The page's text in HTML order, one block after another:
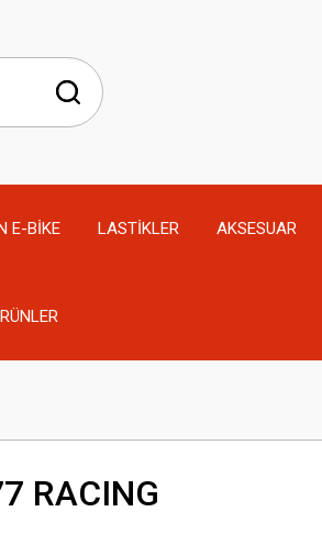
E-BİKE LASTİKLER AKSESUAR
RACING